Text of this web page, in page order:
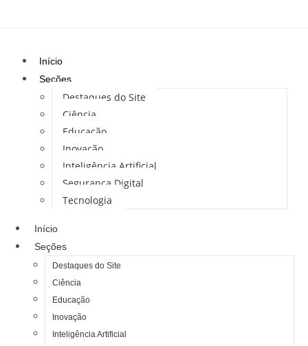
Início
Seções
Destaques do Site
Ciência
Educação
Inovação
Inteligência Artificial
Segurança Digital
Tecnologia
Início
Seções
Destaques do Site
Ciência
Educação
Inovação
Inteligência Artificial